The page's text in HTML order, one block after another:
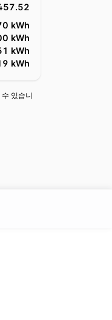
kWh
kWh
kWh
kWh
있습니